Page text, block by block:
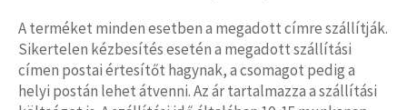
A terméket minden esetben a megadott címre szállítják.
Sikertelen kézbesítés esetén a megadott szállítási
címen postai értesítőt hagynak, a csomagot pedig a
helyi postán lehet átvenni. Az ár tartalmazza a szállítási